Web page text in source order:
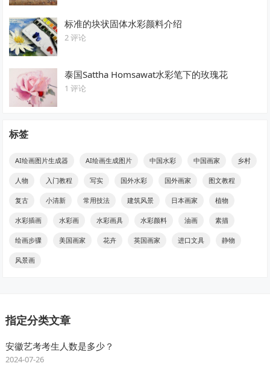
标准的块状固体水彩颜料介绍
2 评论
泰国Sattha Homsawat水彩笔下的玫瑰花
1 评论
标签
AI绘画图片生成器 AI绘画生成图片 中国水彩 中国画家 乡村
人物 入门教程 写实 国外水彩 国外画家 图文教程
复古 小清新 常用技法 建筑风景 日本画家 植物
水彩插画 水彩画 水彩画具 水彩颜料 油画 素描
绘画步骤 美国画家 花卉 英国画家 进口文具 静物
风景画
指定分类文章
安徽艺考考生人数是多少？
2024-07-26